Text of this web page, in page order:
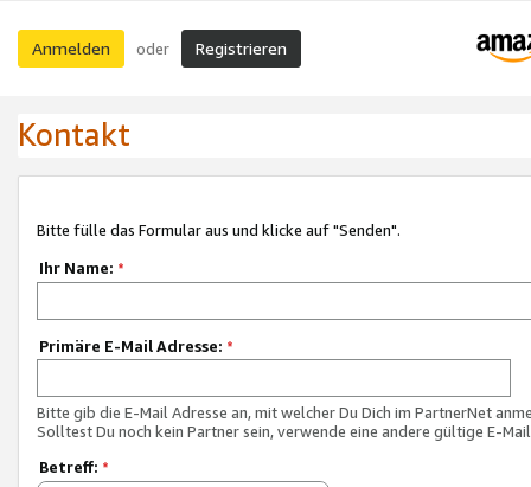
Anmelden oder Registrieren
Kontakt
Bitte fülle das Formular aus und klicke auf "Senden".
Ihr Name: *
Primäre E-Mail Adresse: *
Bitte gib die E-Mail Adresse an, mit welcher Du Dich im PartnerNet
Solltest Du noch kein Partner sein, verwende eine andere gültige E-
Betreff: *